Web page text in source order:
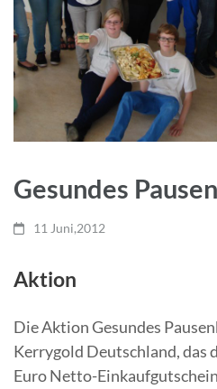
Gesundes
11 Juni,2012
Aktion
Die Aktion Gesundes
Kerrygold Deutschland, das
Euro Netto-